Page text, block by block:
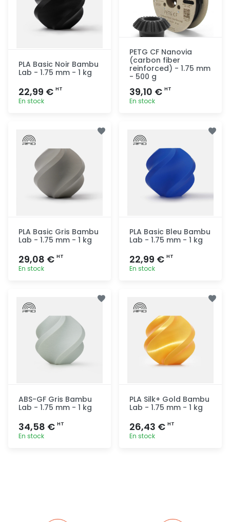
PLA Basic Noir Bambu
Lab - 1.75 mm - 1 kg
22,99 € HT
En stock
PETG CF Nanovia
(carbon fiber
reinforced) - 1.75 mm
- 500 g
39,10 € HT
En stock
PLA Basic Gris Bambu
Lab - 1.75 mm - 1 kg
29,08 € HT
En stock
PLA Basic Bleu Bambu
Lab - 1.75 mm - 1 kg
22,99 € HT
En stock
ABS-GF Gris Bambu
Lab - 1.75 mm - 1 kg
34,58 € HT
En stock
PLA Silk+ Gold Bambu
Lab - 1.75 mm - 1 kg
26,43 € HT
En stock